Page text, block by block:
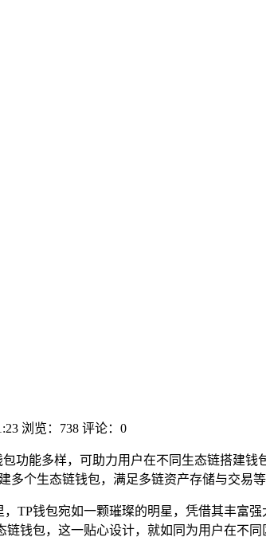
浏览：738 评论：0
功能多样，可助力用户在不同生态链搭建
个生态链钱包，满足多链资产存储与交易
TP钱包宛如一颗璀璨的明星，凭借其丰富
钱包，这一贴心设计，就如同为用户在不